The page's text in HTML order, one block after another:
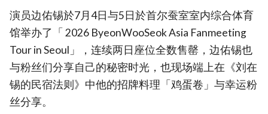
演员边佑锡於7月4日与5日於首尔蚕室室内综合体育
馆举办了「 2026 ByeonWooSeok Asia Fanmeeting
Tour in Seoul」，连续两日座位全数售罄，边佑锡也
与粉丝们分享自己的秘密时光，也现场端上在《刘在
锡的民宿法则》中他的招牌料理「鸡蛋卷」与幸运粉
丝分享。